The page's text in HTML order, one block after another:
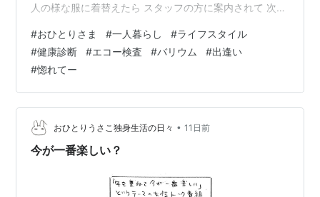
人の様な服に着替えたら スタッフの方に案内されて 次か
ョンへ案内するかのよーに 華麗に引率してくれるスタッ
フさん。 服を上げて腹を出せと言う指示に従い 更にその
まま寝ろと言われて寝る従順なオヂ。 診察するのは女性
でしたが、ズボンを下げろと 言うので少し下げると下着
もって催促。 え？ 何なの？ オレの身体が目的⁉️ なんて
思っていた…
#おひとりさま #一人暮らし #ライフスタイル
#健康診断 #エコー検査 #バリウム #出逢い
#惚れてー
おひとりうさこ独身生活の日々 • 11日前
今が一番楽しい？